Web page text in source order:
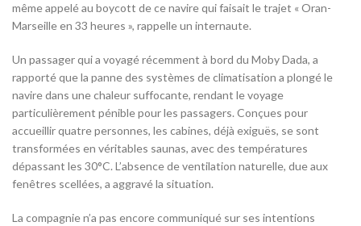
même appelé au boycott de ce navire qui faisait le trajet « Oran-
Marseille en 33 heures », rappelle un internaute.
Un passager qui a voyagé récemment à bord du Moby Dada, a
rapporté que la panne des systèmes de climatisation a plongé le
navire dans une chaleur suffocante, rendant le voyage
particulièrement pénible pour les passagers. Conçues pour
accueillir quatre personnes, les cabines, déjà exiguës, se sont
transformées en véritables saunas, avec des températures
dépassant les 30°C. L’absence de ventilation naturelle, due aux
fenêtres scellées, a aggravé la situation.
La compagnie n’a pas encore communiqué sur ses intentions